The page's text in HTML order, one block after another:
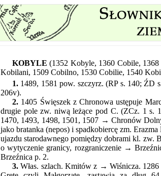
KOBYLE (1352 Kobyle, 1360 Cobile,
Kobilani, 1509 Cobilno, 1530 Cobilie, 1540
1. 1489, 1581 pow. szczyrz. (RP s. 140; ŹD
206v).
2. 1405 Święszek z Chronowa ustępuje
drugie pole zw. niwą leżące pod C. (ZCz. 1
1470, 1493, 1498, 1501, 1507 → Chronów
jako bratanka (nepos) i spadkobiercę zm.
ujazdu starodawnego pomiędzy dobrami kl. zw.
o wytyczenie granicy, rozgraniczenie →
Brzeźnica p. 2.
3. Włas. szlach. Kmitów z → Wiśnicza.